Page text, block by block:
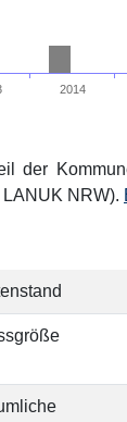
2014
der
NRW).